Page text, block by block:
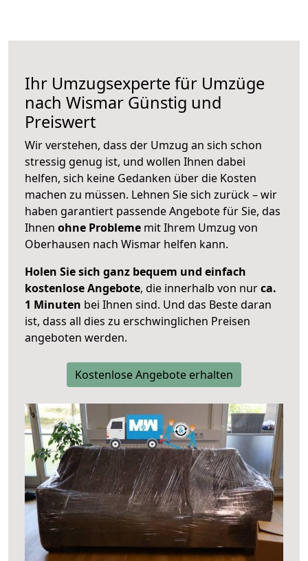
Ihr Umzugsexperte für Umzüge
nach Wismar Günstig und
Preiswert
Wir verstehen, dass der Umzug an sich schon
stressig genug ist, und wollen Ihnen dabei
helfen, sich keine Gedanken über die Kosten
machen zu müssen. Lehnen Sie sich zurück – wir
haben garantiert passende Angebote für Sie, das
Ihnen ohne Probleme mit Ihrem Umzug von
Oberhausen nach Wismar helfen kann.
Holen Sie sich ganz bequem und einfach
kostenlose Angebote, die innerhalb von nurca.
1 Minuten bei Ihnen sind. Und das Beste daran
ist, dass all dies zu erschwinglichen Preisen
angeboten werden.
Kostenlose Angebote erhalten